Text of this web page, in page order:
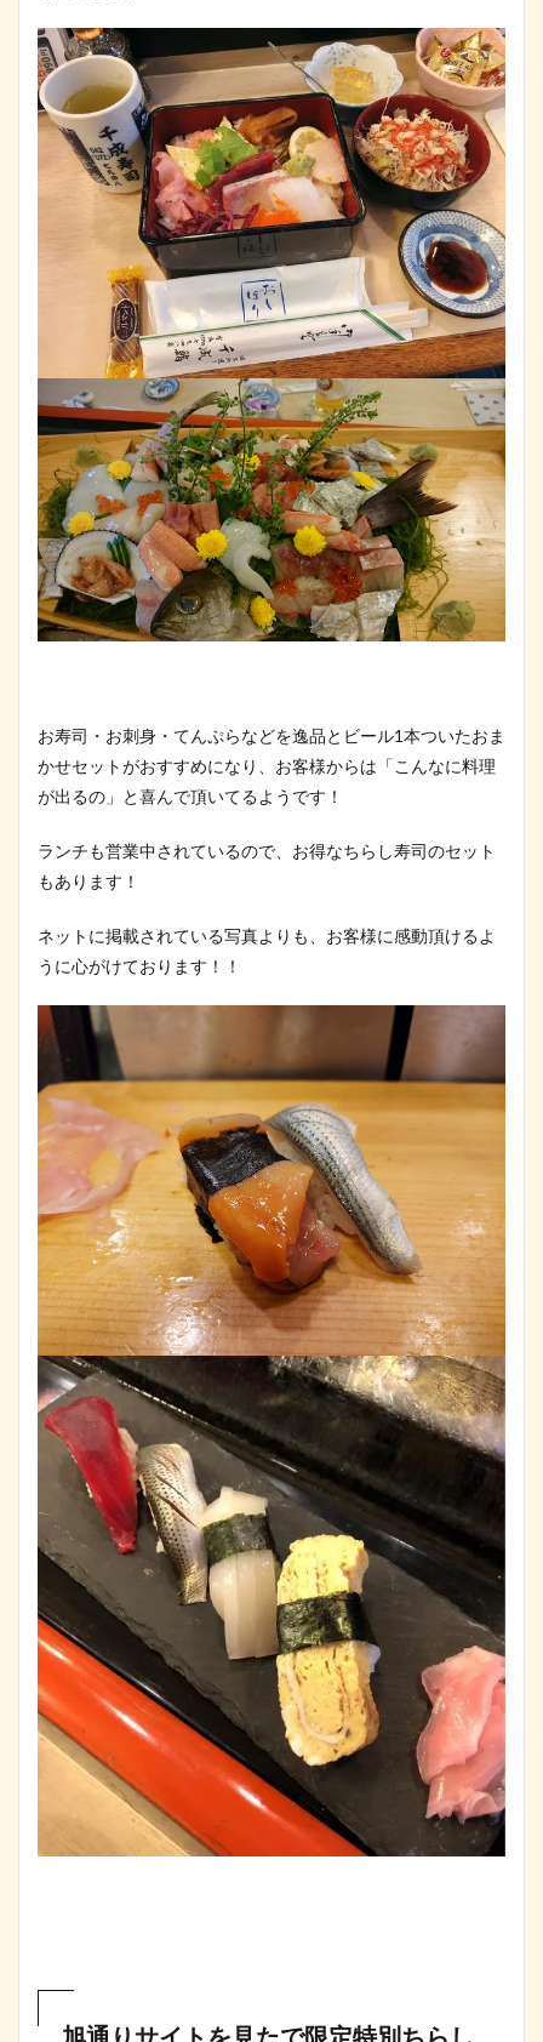
お寿司・お刺身・てんぷらなどを逸品とビール1本ついたおま
かせセットがおすすめになり、お客様からは「こんなに料理
が出るの」と喜んで頂いてるようです！
ランチも営業中されているので、お得なちらし寿司のセット
もあります！
ネットに掲載されている写真よりも、お客様に感動頂けるよ
うに心がけております！！
旭通りサイトを見たで限定特別ちらし